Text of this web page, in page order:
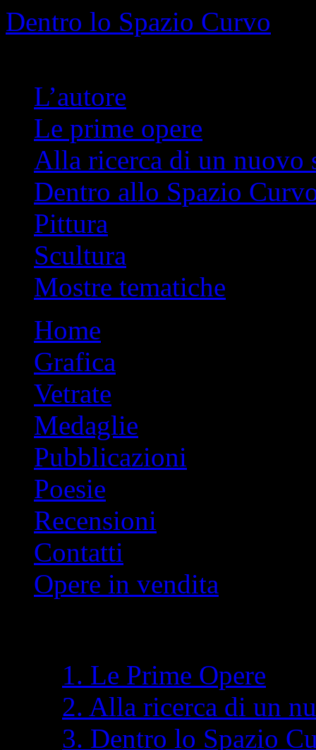
Dentro lo Spazio Curvo
L’autore
Le prime opere
Alla ricerca di un nuovo
Dentro allo Spazio
Pittura
Scultura
Mostre tematiche
contenutoHome
Grafica
Vetrate
Medaglie
Pubblicazioni
Poesie
Recensioni
Contatti
Opere in vendita
1. Le Prime Opere
2. Alla ricerca di un
3. Dentro lo Spazio